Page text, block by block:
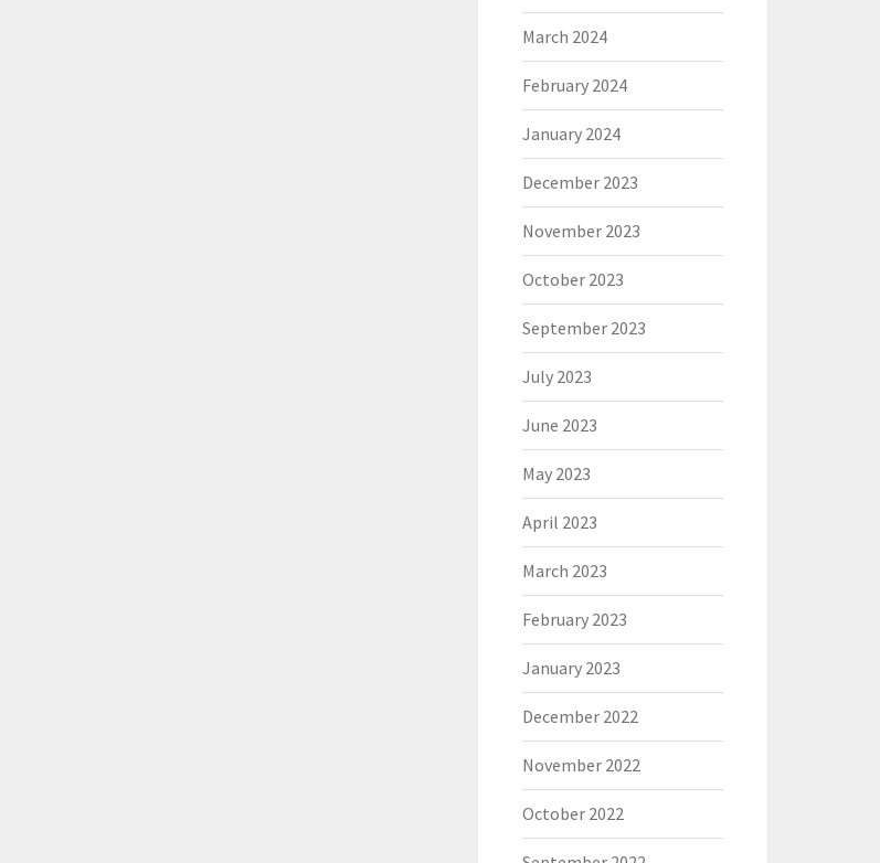
March 2024
February 2024
January 2024
December 2023
November 2023
October 2023
September 2023
July 2023
June 2023
May 2023
April 2023
March 2023
February 2023
January 2023
December 2022
November 2022
October 2022